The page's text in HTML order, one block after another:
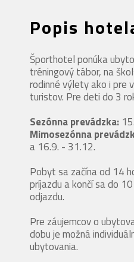
Popis
Športhotel ponúka
tréningový tábor, na
rodinné výlety ako i pre
turistov. Pre deti do 3
Sezónna prevádzka:
Mimosezónna
a 16.9. - 31.12.
Pobyt sa začína od 14
príjazdu a končí sa do
odjazdu.
Pre záujemcov o
dobu je možná
ubytovania.